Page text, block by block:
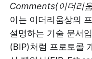
Comments(이더리
이는 이더리움상의
설명하는 기술 문서
(BIP)처럼 프로토콜